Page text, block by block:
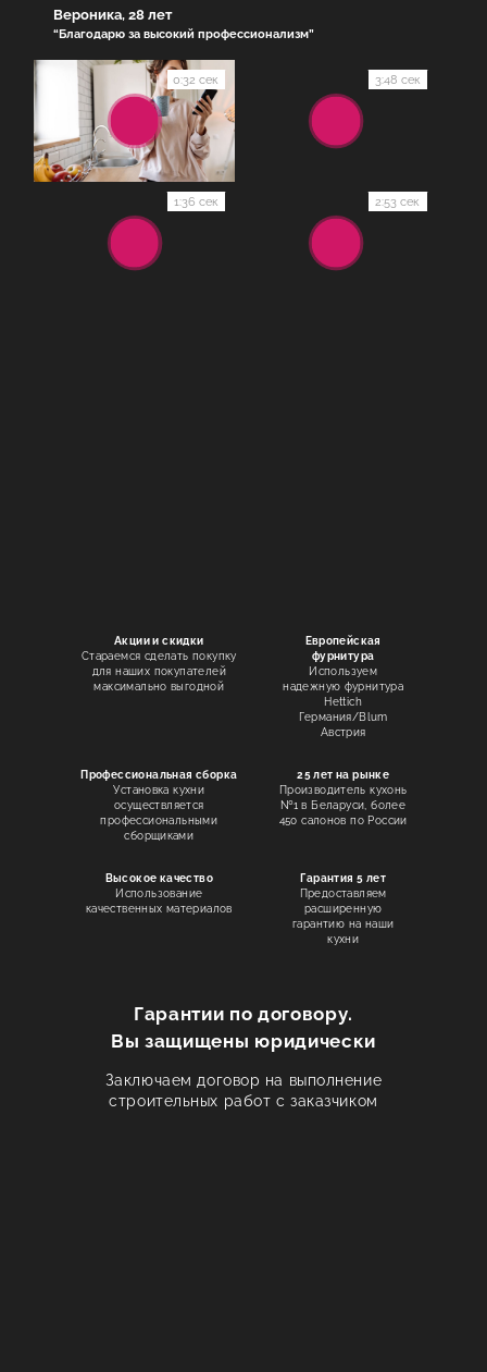
Вероника, 28 лет
“Благодарю за высокий профессионализм”
0:32 сек 3:48 сек
1:36 сек 2:53 сек
Акции и скидки
Стараемся сделать покупку
для наших покупателей
максимально выгодной
Европейская
фурнитура
Используем
надежную фурнитура
Hettich
Германия/Blum
Австрия
Профессиональная сборка
Установка кухни
осуществляется
профессиональными
сборщиками
25 лет на рынке
Производитель кухонь
№1 в Беларуси, более
450 салонов по России
Высокое качество
Использование
качественных материалов
Гарантия 5 лет
Предоставляем
расширенную
гарантию на наши
кухни
Гарантии по договору.
Вы защищены юридически
Заключаем договор на выполнение
строительных работ с заказчиком